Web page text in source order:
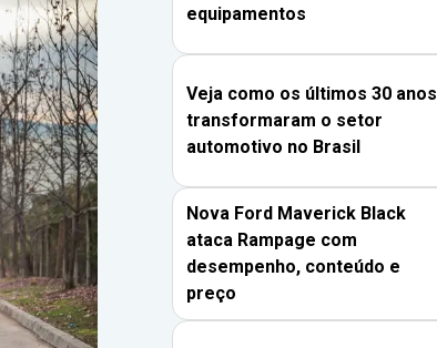
equipamentos
Veja como os últimos 30 anos
transformaram o setor
automotivo no Brasil
Nova Ford Maverick Black
ataca Rampage com
desempenho, conteúdo e
preço